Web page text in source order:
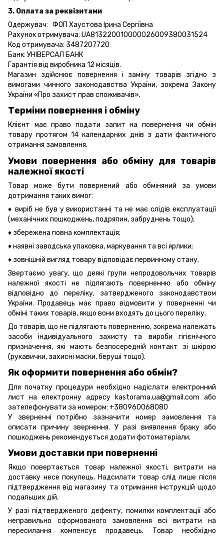
3. Оплата за реквізитами
Одержувач: ФОП Хаустова Ірина Сергіївна
Рахунок отримувача: UA813220010000026009380031524
Код отримувача: 3487207720
Банк: УНІВЕРСАЛ БАНК
Гарантія від виробника 12 місяців.
Магазин здійснює повернення і заміну товарів згідно з
вимогами чинного законодавства України, зокремаЗакону
України «Про захист прав споживачів».
Терміни повернення і обміну
Клієнт має право подати запит на повернення чи обмін
товару протягом 14 календарних днів з дати фактичного
отримання замовлення.
Умови повернення або обміну для товарів
належної якості
Товар може бути повернений або обміняний за умови
дотримання таких вимог:
♦ виріб не був у використанні та не має слідів експлуатації
(механічних пошкоджень, подряпин, забруднень тощо);
♦ збережена повна комплектація;
♦ наявні заводська упаковка, маркування та всі ярлики;
♦ зовнішній вигляд товару відповідає первинному стану.
Звертаємо увагу, що деякі групи непродовольчих товарів
належної якості не підлягають поверненню або обміну
відповідно до переліку, затвердженого законодавством
України. Продавець має право відмовити у поверненні чи
обміні таких товарів, якщо вони входять до цього переліку.
До товарів, що не підлягають поверненню, зокрема належать
засоби індивідуального захисту та вироби гігієнічного
призначення, які мають безпосередній контакт зі шкірою
(рукавички, захисні маски, беруші тощо).
Як оформити повернення або обмін?
Для початку процедури необхідно надіслати електронний
лист на електронну адресу kastorama.ua@gmail.com або
зателефонувати за номером: +380960068080
У зверненні потрібно зазначити номер замовлення та
описати причину звернення. У разі виявлення браку або
пошкоджень рекомендується додати фотоматеріали.
Умови доставки при поверненні
Якщо повертається товар належної якості, витрати на
доставку несе покупець. Надсилати товар слід лише після
підтвердження від магазину та отримання інструкцій щодо
подальших дій.
У разі підтвердженого дефекту, помилки комплектації або
неправильно сформованого замовлення всі витрати на
пересилання компенсує продавець. Товар необхідно